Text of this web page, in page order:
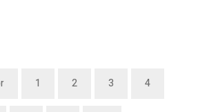
1 2 3 4